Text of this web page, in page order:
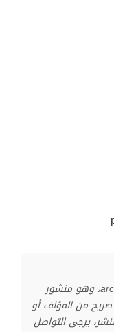
تم جلب هذا الكتاب من موقع archive.org، وهو منشور
صريح من المؤلف أو
يرجى التواصل